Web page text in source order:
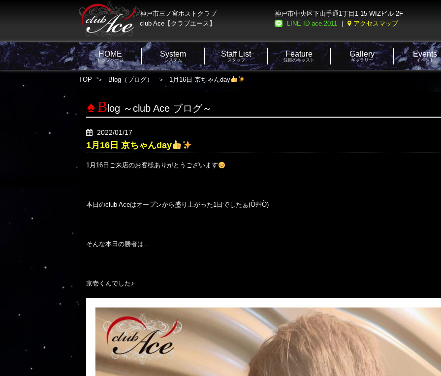
神戸市三ノ宮ホストクラブ
club Ace【クラブエース】
神戸市中央区下山手通1丁目1-15 WIZビル 2F
LINE ID ace.2011 ｜ アクセスマップ
HOME
トップページ
System
システム
Staff List
スタッフ
Feature
注目のキャスト
Gallery
ギャラリー
Events
イベント
TOP Blog（ブログ） 1月16日 京ちゃんday
B log ～club Ace ブログ～
2022/01/17
1月16日 京ちゃんday
1月16日ご来店のお客様ありがとうございます
本日のclub Aceはオープンから盛り上がった1日でしたぁ(Ŏ艸Ŏ)
そんな本日の勝者は…
京壱くんでした♪